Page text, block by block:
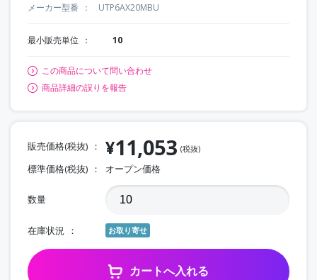
メーカー型番
UTP6AX20MBU
最小販売単位 10
この商品について問い合わせ
商品詳細の誤りを報告
販売価格(税抜) ¥11,053 (税抜)
標準価格(税抜) オープン価格
数量
在庫状況 お取り寄せ
カートへ入れる